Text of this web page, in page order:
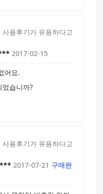
용후기가 유용하다고
2017-02-15
어요.
습니까?
용후기가 유용하다고
2017-07-21 구매완